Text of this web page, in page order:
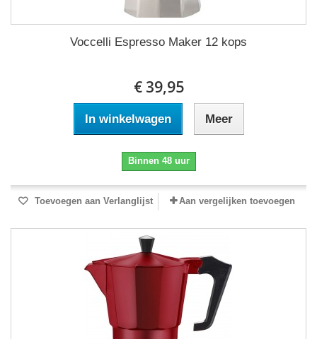
Voccelli Espresso Maker 12 kops
€ 39,95
In winkelwagen Meer
Binnen 48 uur
Toevoegen aan Verlanglijst Aan vergelijken toevoegen